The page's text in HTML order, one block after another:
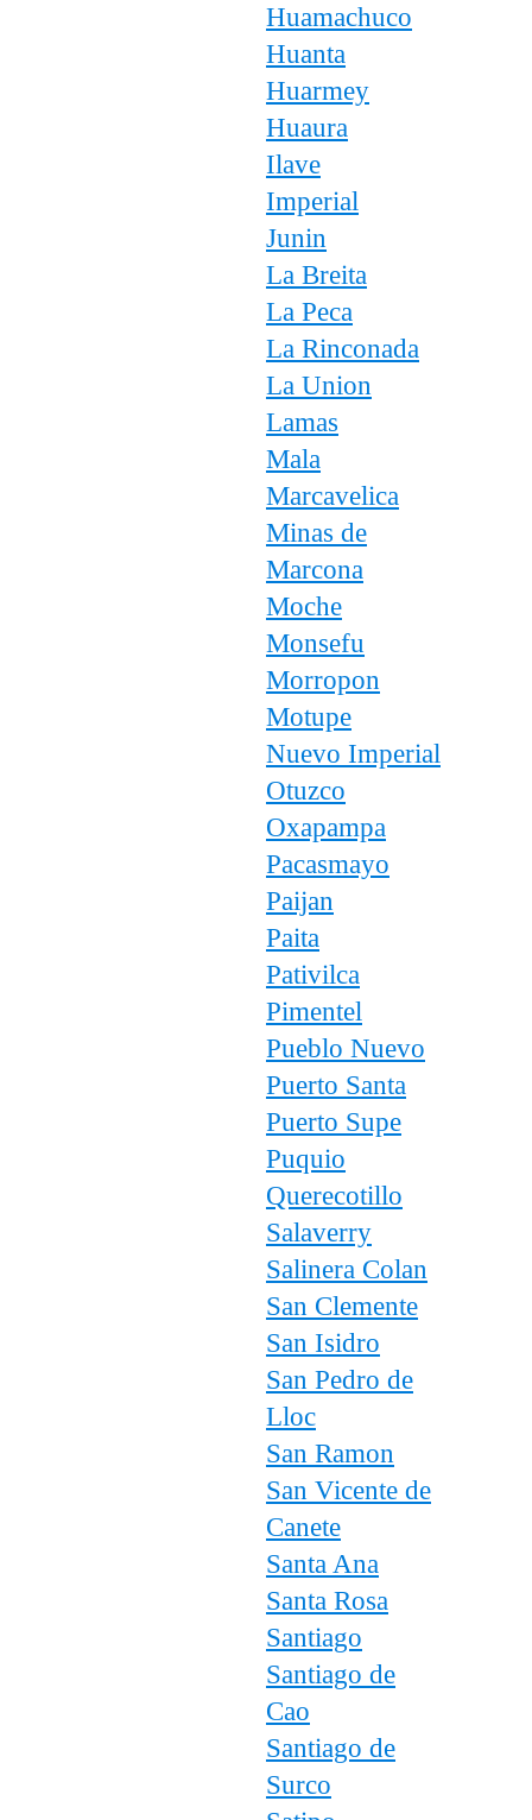
Huamachuco
Huanta
Huarmey
Huaura
Ilave
Imperial
Junin
La Breita
La Peca
La Rinconada
La Union
Lamas
Mala
Marcavelica
Minas de
Marcona
Moche
Monsefu
Morropon
Motupe
Nuevo Imperial
Otuzco
Oxapampa
Pacasmayo
Paijan
Paita
Pativilca
Pimentel
Pueblo Nuevo
Puerto Santa
Puerto Supe
Puquio
Querecotillo
Salaverry
Salinera Colan
San Clemente
San Isidro
San Pedro de
Lloc
San Ramon
San Vicente de
Canete
Santa Ana
Santa Rosa
Santiago
Santiago de
Cao
Santiago de
Surco